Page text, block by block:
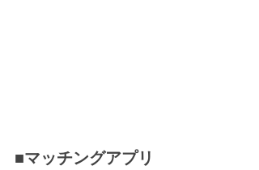
■マッチングアプリ